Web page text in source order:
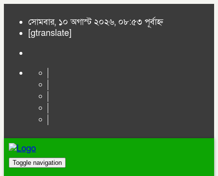
সোমবার, ১০ অগাস্ট ২০২৬, ০৮:৫৩ পূর্বাহ্ন
[gtranslate]
Toggle navigation